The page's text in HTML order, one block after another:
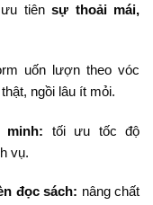
ưu tiênsự thoải mái,
uốn lượn theo vóc
ngồi lâu ít mỏi.
tối ưu tốc độ
vụ.
đọc sách: nâng chất